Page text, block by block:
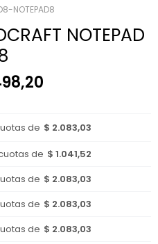
NOTEPAD8
NOTEPAD
de $ 2.083,03
de $ 1.041,52
de $ 2.083,03
de $ 2.083,03
de $ 2.083,03